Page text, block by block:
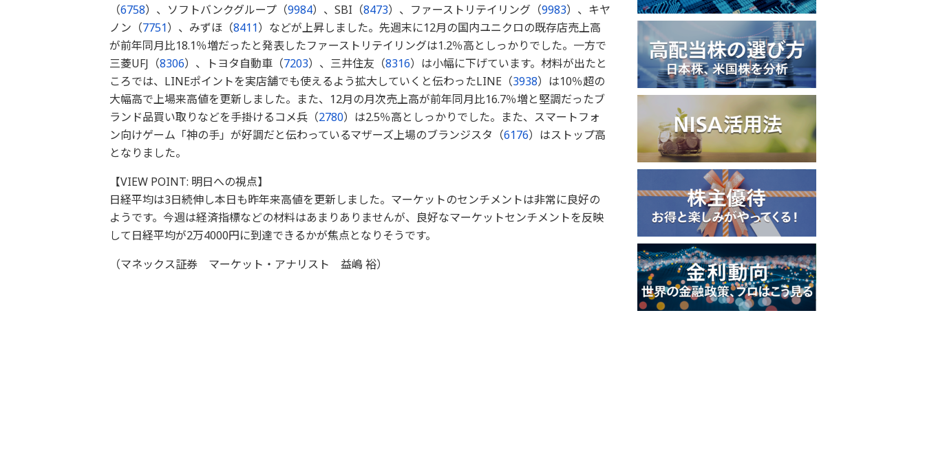
（6758）、ソフトバンクグループ（9984）、SBI（8473）、ファーストリテイリング（9983）、キヤ
ノン（7751）、みずほ（8411）などが上昇しました。先週末に12月の国内ユニクロの既存店売上高
が前年同月比18.1％増だったと発表したファーストリテイリングは1.2％高としっかりでした。一方で
三菱UFJ（8306）、トヨタ自動車（7203）、三井住友（8316）は小幅に下げています。材料が出たと
ころでは、LINEポイントを実店舗でも使えるよう拡大していくと伝わったLINE（3938）は10％超の
大幅高で上場来高値を更新しました。また、12月の月次売上高が前年同月比16.7％増と堅調だったブ
ランド品買い取りなどを手掛けるコメ兵（2780）は2.5％高としっかりでした。また、スマートフォ
ン向けゲーム「神の手」が好調だと伝わっているマザーズ上場のブランジスタ（6176）はストップ高
となりました。
【VIEW POINT: 明日への視点】
日経平均は3日続伸し本日も昨年来高値を更新しました。マーケットのセンチメントは非常に良好の
ようです。今週は経済指標などの材料はあまりありませんが、良好なマーケットセンチメントを反映
して日経平均が2万4000円に到達できるかが焦点となりそうです。
（マネックス証券 マーケット・アナリスト 益嶋 裕）